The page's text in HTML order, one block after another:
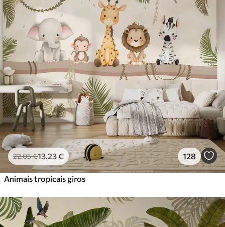
Standard
27.00 €/m²
Premium
56.6734.00€/m²
Vinil Premium
65.0039.00€/m²
Peel and Stick
81.6749.00€/m²
22.05€13 .23€ 128
Animais tropicais giros